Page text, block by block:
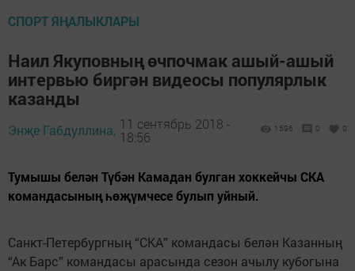
СПОРТ ЯҢАЛЫКЛАРЫ
Наил Якуповның өчпочмак ашый-ашый
интервью биргән видеосы популярлык
казанды
Энҗе Габдуллина, 11 сентябрь 2018 -
18:56
1596 0 0
Тумышы белән Түбән Камадан булган хоккейчы СКА
командасының һөҗүмчесе булып уйный.
Санкт-Петербургның “СКА” командасы белән Казанның
“Ак Барс” командасы арасында сезон ачылу кубогына